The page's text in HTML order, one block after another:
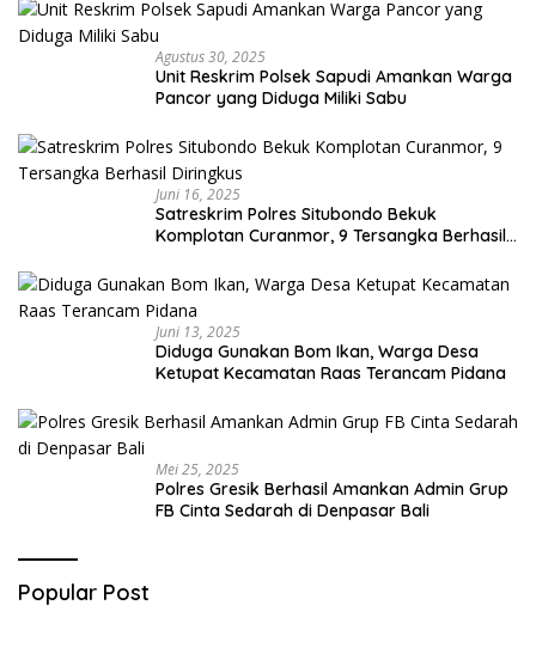
Agustus 30, 2025
Unit Reskrim Polsek Sapudi Amankan Warga
Pancor yang Diduga Miliki Sabu
Juni 16, 2025
Satreskrim Polres Situbondo Bekuk
Komplotan Curanmor, 9 Tersangka Berhasil
Juni 13, 2025
Diduga Gunakan Bom Ikan, Warga Desa
Ketupat Kecamatan Raas Terancam Pidana
Mei 25, 2025
Polres Gresik Berhasil Amankan Admin Grup
FB Cinta Sedarah di Denpasar Bali
Popular Post